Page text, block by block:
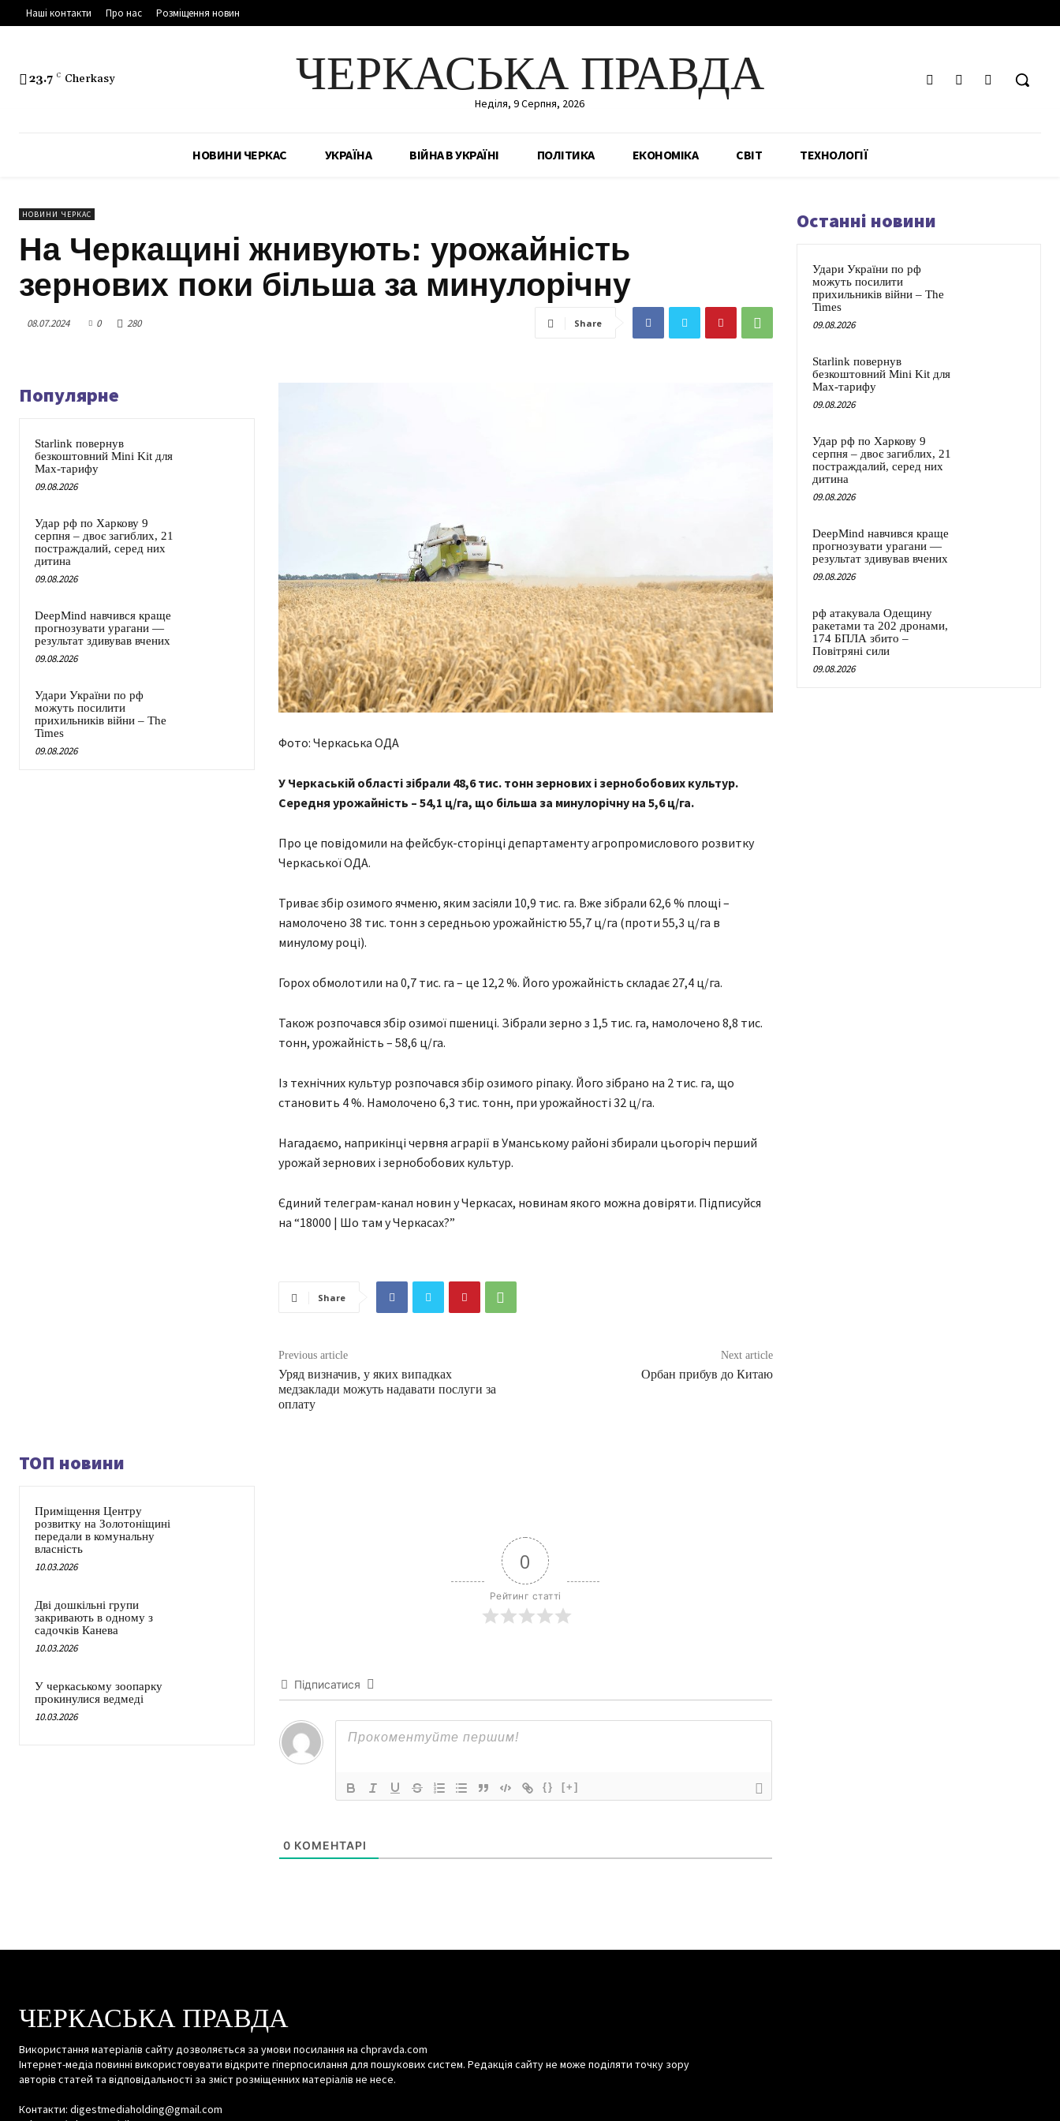
Наші контакти Про нас Розміщення новин
23.7 C Cherkasy ЧЕРКАСЬКА ПРАВДА
Неділя, 9 Серпня, 2026
НОВИНИ ЧЕРКАС УКРАЇНА ВІЙНА В УКРАЇНІ ПОЛІТИКА ЕКОНОМІКА СВІТ ТЕХНОЛОГІЇ
НОВИНИ ЧЕРКАС
На Черкащині жнивують: урожайність
зернових поки більша за минулорічну
08.07.2024 0 280 Share
Популярне
Starlink повернув
безкоштовний Mini Kit для
Max-тарифу
09.08.2026
Удар рф по Харкову 9
серпня – двоє загиблих, 21
постраждалий, серед них
дитина
09.08.2026
DeepMind навчився краще
прогнозувати урагани —
результат здивував вчених
09.08.2026
Удари України по рф
можуть посилити
прихильників війни – The
Times
09.08.2026
Фото: Черкаська ОДА
У Черкаській області зібрали 48,6 тис. тонн зернових і зернобобових культур.
Середня урожайність – 54,1 ц/га, що більша за минулорічну на 5,6 ц/га.
Про це повідомили на фейсбук-сторінці департаменту агропромислового розвитку
Черкаської ОДА.
Триває збір озимого ячменю, яким засіяли 10,9 тис. га. Вже зібрали 62,6 % площі –
намолочено 38 тис. тонн з середньою урожайністю 55,7 ц/га (проти 55,3 ц/га в
минулому році).
Горох обмолотили на 0,7 тис. га – це 12,2 %. Його урожайність складає 27,4 ц/га.
Також розпочався збір озимої пшениці. Зібрали зерно з 1,5 тис. га, намолочено 8,8 тис.
тонн, урожайність – 58,6 ц/га.
Із технічних культур розпочався збір озимого ріпаку. Його зібрано на 2 тис. га, що
становить 4 %. Намолочено 6,3 тис. тонн, при урожайності 32 ц/га.
Нагадаємо, наприкінці червня аграрії в Уманському районі збирали цьогоріч перший
урожай зернових і зернобобових культур.
Єдиний телеграм-канал новин у Черкасах, новинам якого можна довіряти. Підписуйся
на “18000 | Шо там у Черкасах?”
Share
Previous article
Уряд визначив, у яких випадках
медзаклади можуть надавати послуги за
оплату
Next article
Орбан прибув до Китаю
ТОП новини
Приміщення Центру
розвитку на Золотоніщині
передали в комунальну
власність
10.03.2026
Дві дошкільні групи
закривають в одному з
садочків Канева
10.03.2026
У черкаському зоопарку
прокинулися ведмеді
10.03.2026
0
Рейтинг статті
Підписатися
{} [+]
0 КОМЕНТАРІ
Останні новини
Удари України по рф
можуть посилити
прихильників війни – The
Times
09.08.2026
Starlink повернув
безкоштовний Mini Kit для
Max-тарифу
09.08.2026
Удар рф по Харкову 9
серпня – двоє загиблих, 21
постраждалий, серед них
дитина
09.08.2026
DeepMind навчився краще
прогнозувати урагани —
результат здивував вчених
09.08.2026
рф атакувала Одещину
ракетами та 202 дронами,
174 БПЛА збито –
Повітряні сили
09.08.2026
ЧЕРКАСЬКА ПРАВДА
Використання матеріалів сайту дозволяється за умови посилання на chpravda.com
Інтернет-медіа повинні використовувати відкрите гіперпосилання для пошукових систем. Редакція сайту не може поділяти точку зору
авторів статей та відповідальності за зміст розміщенних матеріалів не несе.
Контакти: digestmediaholding@gmail.com